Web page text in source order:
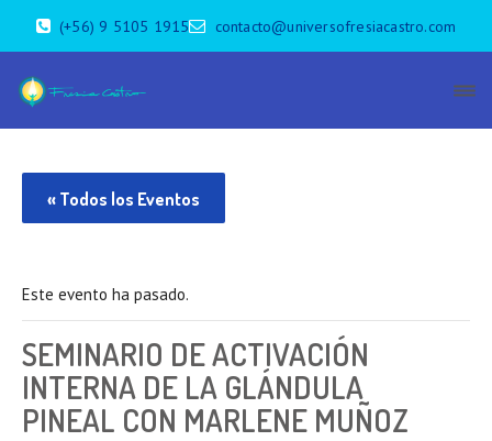
(+56) 9 5105 1915 contacto@universofresiacastro.com
« Todos los Eventos
Este evento ha pasado.
SEMINARIO DE ACTIVACIÓN
INTERNA DE LA GLÁNDULA
PINEAL CON MARLENE MUÑOZ